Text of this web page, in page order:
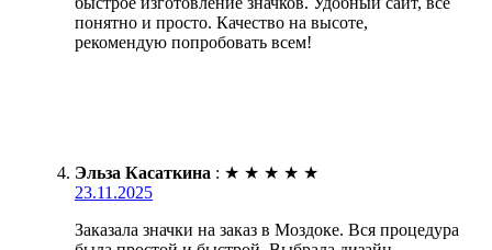
понятно и просто. Качество на высоте,
рекомендую попробовать всем!
Эльза Касаткина : ★ ★ ★ ★ ★
23.11.2025
Заказала значки на заказ в Моздоке. Вся процедура